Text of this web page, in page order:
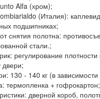
Alfa (хром);
(Италия):
подшипниках;
снятия полотна:
стали.;
регулирование
двери;
130 - 140 кг (в
термопленка + гофрокартон;
дверной короб,